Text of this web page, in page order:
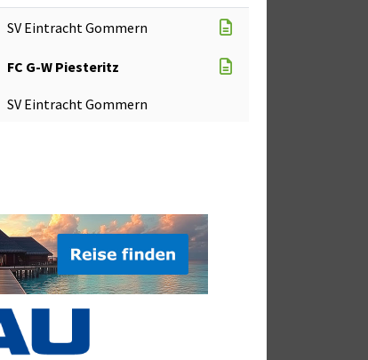
SV Eintracht Gommern
FC G-W Piesteritz
SV Eintracht Gommern